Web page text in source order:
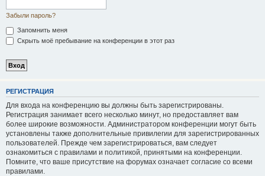
Забыли пароль?
Запомнить меня
Скрыть моё пребывание на конференции в этот раз
РЕГИСТРАЦИЯ
Для входа на конференцию вы должны быть зарегистрированы.
Регистрация занимает всего несколько минут, но предоставляет вам
более широкие возможности. Администратором конференции могут быть
установлены также дополнительные привилегии для зарегистрированных
пользователей. Прежде чем зарегистрироваться, вам следует
ознакомиться с правилами и политикой, принятыми на конференции.
Помните, что ваше присутствие на форумах означает согласие со всеми
правилами.